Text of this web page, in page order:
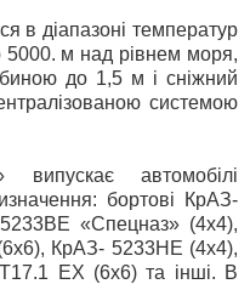
в діапазоні температур
5000. м над рівнем моря,
до 1,5 м і сніжний
системою
автомобілі
бортові КрАЗ-
«Спецназ» (4х4),
КрАЗ- 5233НЕ (4х4),
ЕХ (6х6) та інші. В